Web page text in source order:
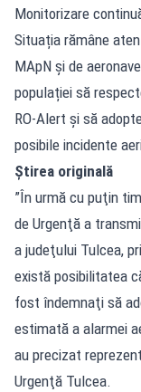
Monitorizare
Situația rămâne
MApN și de
populației să
RO-Alert și să
posibile incidente
Știrea originală
”În urmă cu puţin
de Urgenţă a
a judeţului Tulcea,
există posibilitatea
fost îndemnaţi să
estimată a alarmei
au precizat
Urgenţă Tulcea.